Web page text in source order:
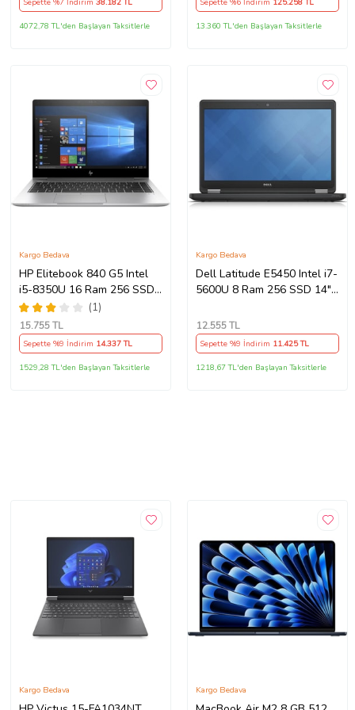
Sepette %7 İndirim 38.182TL
4072,78 TL'den Başlayan Taksitlerle
Sepette %6 İndirim 125.258TL
13.360 TL'den Başlayan Taksitlerle
HP Elitebook 840 G5 Intel
i5-8350U 16 Ram 256 SSD
14" Notebook - Outlet
(1)
Kargo Bedava
15.755TL
Sepette %9 İndirim 14.337TL
1529,28 TL'den Başlayan Taksitlerle
Dell Latitude E5450 Intel i7-
5600U 8 Ram 256 SSD 14"
Kargo Bedava
12.555TL
Sepette %9 İndirim 11.425TL
1218,67 TL'den Başlayan Taksitlerle
Kargo Bedava Kargo Bedava